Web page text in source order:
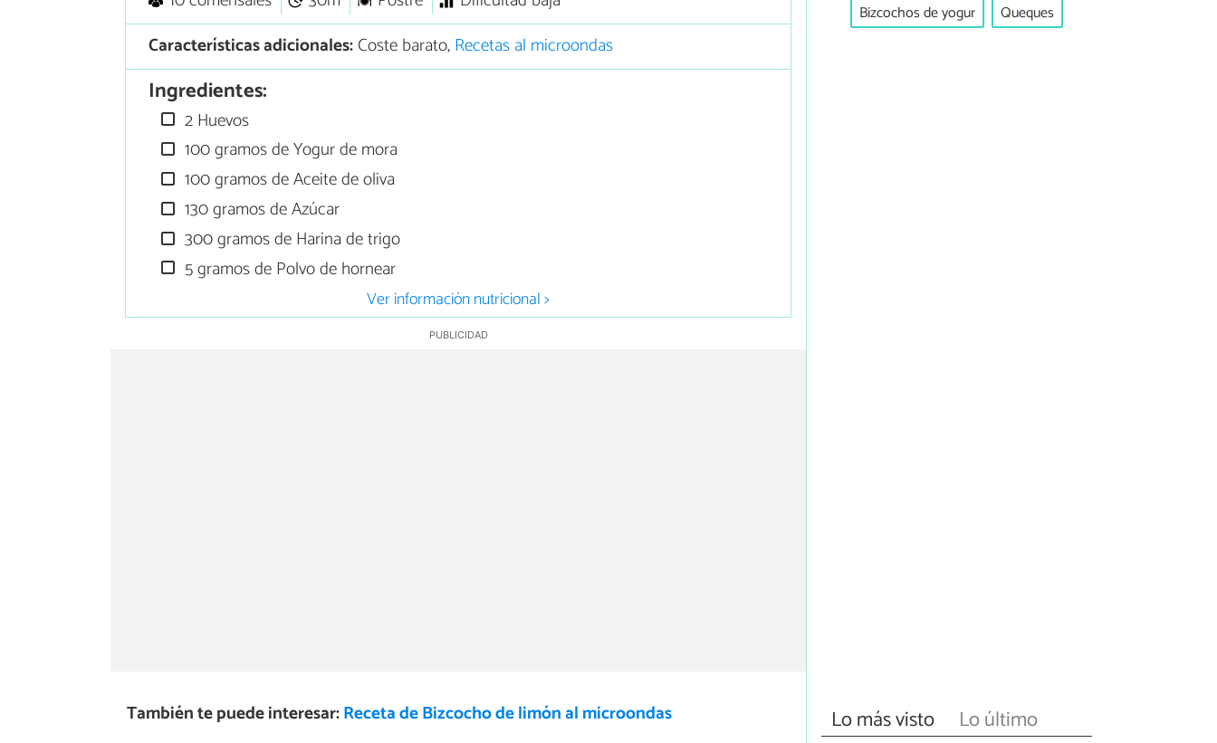
Características adicionales:Coste barato,Recetas al microondas
Ingredientes:
2 Huevos
100 gramos de Yogur de mora
100 gramos de Aceite de oliva
130 gramos de Azúcar
300 gramos de Harina de trigo
5 gramos de Polvo de hornear
Ver información nutricional >
También te puede interesar:Receta de Bizcocho de limón al microondas
Bizcochos de yogur
Queques
Lo más visto Lo último